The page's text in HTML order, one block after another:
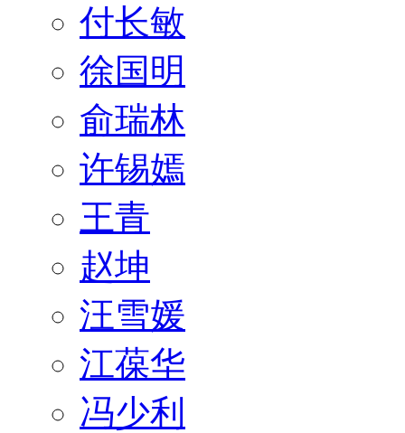
付长敏
徐国明
俞瑞林
许锡嫣
王青
赵坤
汪雪媛
江葆华
冯少利